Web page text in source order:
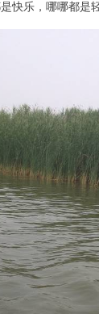
快乐，哪哪都是